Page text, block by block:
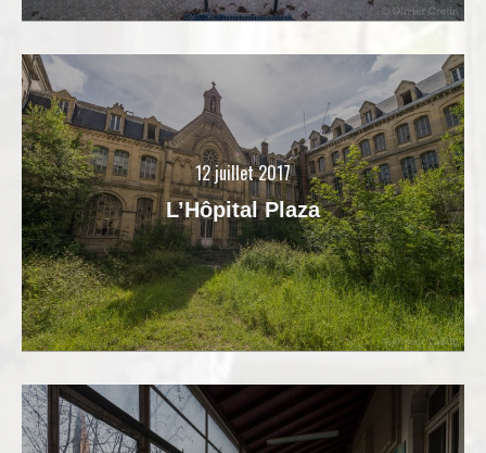
12 juillet 2017
L’Hôpital Plaza